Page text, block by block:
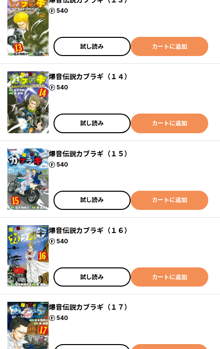
540
ポイント
試し読み カートに追加
爆音伝説カブラギ（１４）
540
ポイント
試し読み カートに追加
爆音伝説カブラギ（１５）
540
ポイント
試し読み カートに追加
爆音伝説カブラギ（１６）
540
ポイント
試し読み カートに追加
爆音伝説カブラギ（１７）
540
ポイント